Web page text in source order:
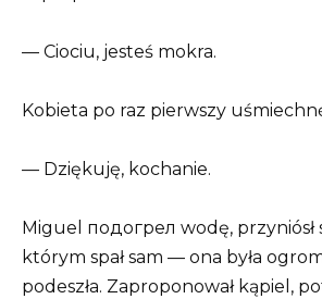
— Ciociu, jesteś mokra.
Kobieta po raz pierwszy
— Dziękuję, kochanie.
Miguel подогрел wodę,
którym spał sam — ona była
podeszła. Zaproponował kąpiel,